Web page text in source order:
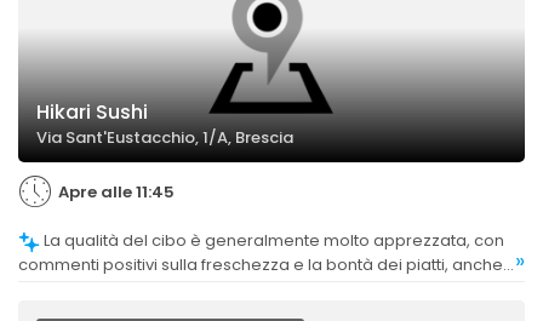
Hikari Sushi
Via Sant'Eustacchio, 1/A, Brescia
Apre alle 11:45
commenti positivi sulla freschezza e la bontà dei piatti, anche
»